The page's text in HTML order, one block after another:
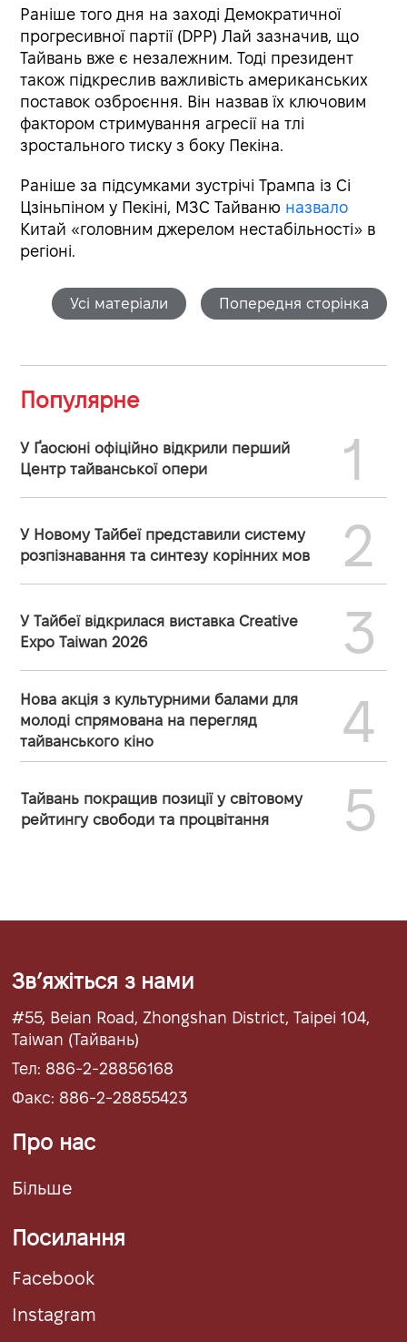
Раніше того дня на заході Демократичної
прогресивної партії (DPP) Лай зазначив, що
Тайвань вже є незалежним. Тоді президент
також підкреслив важливість американських
поставок озброєння. Він назвав їх ключовим
фактором стримування агресії на тлі
зростального тиску з боку Пекіна.
Раніше за підсумками зустрічі Трампа із Сі
Цзіньпіном у Пекіні, МЗС Тайваню назвало
Китай «головним джерелом нестабільності» в
регіоні.
Усі матеріали Попередня сторінка
Популярне
У Ґаосюні офіційно відкрили перший
Центр тайванської опери
1
У Новому Тайбеї представили систему
розпізнавання та синтезу корінних мов
2
У Тайбеї відкрилася виставка Creative
Expo Taiwan 2026
3
Нова акція з культурними балами для
молоді спрямована на перегляд
тайванського кіно
4
Тайвань покращив позиції у світовому
рейтингу свободи та процвітання
5
Звʼяжіться з нами
#55, Beian Road, Zhongshan District, Taipei 104,
Taiwan (Тайвань)
Тел: 886-2-28856168
Факс: 886-2-28855423
Про нас
Більше
Посилання
Facebook
Instagram